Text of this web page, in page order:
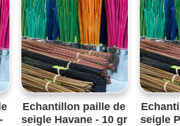
Echantillon paille de
seigle Havane - 10 gr
seigle